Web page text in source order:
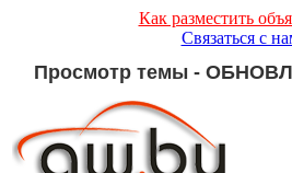
Как разместить
Связаться с
Просмотр темы -